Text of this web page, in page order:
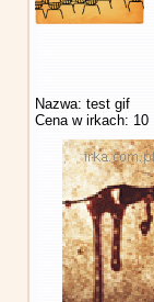
Nazwa: test gif
Cena w irkach: 10